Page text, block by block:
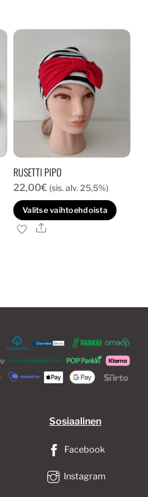
RUSETTI PIPO
22,00€ (sis. alv. 25,5%)
Valitse vaihtoehdoista
tehdä
Ale
Sosiaalinen
Facebook
Instagram